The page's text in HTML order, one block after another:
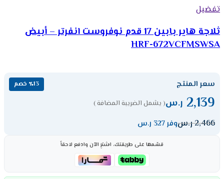
تفضيل
ثلاجة هاير بابين 17 قدم نوفروست انفرتر – أبيض
HRF-672VCFMSWSA
سعر المنتج ٪13 خصم
2,139 ر.س( يشمل الضريبة المضافة )
2,466ر.سوفر 327 ر.س
قسّمها على طريقتك، اشترِ الآن وادفع لاحقاً